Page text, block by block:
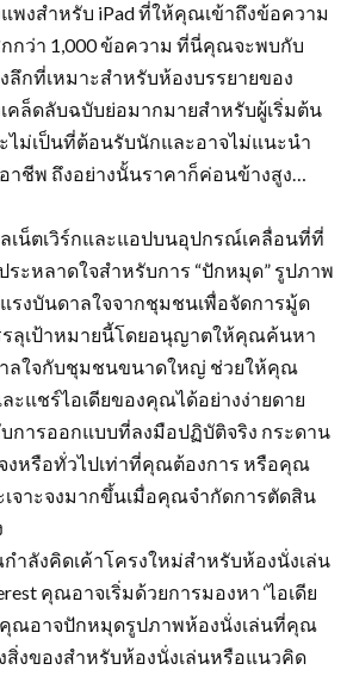
พงสำหรับ iPad ที่ให้คุณเข้าถึงข้อความ
กว่า 1,000 ข้อความ ที่นี่คุณจะพบกับ
กที่เหมาะสำหรับห้องบรรยายของ
คล็ดลับฉบับย่อมากมายสำหรับผู้เริ่มต้น
ไม่เป็นที่ต้อนรับนักและอาจไม่แนะนำ
าชีพ ถึงอย่างนั้นราคาก็ค่อนข้างสูง…
ลเน็ตเวิร์กและแอปบนอุปกรณ์เคลื่อนที่ที่
ะหลาดใจสำหรับการ “ปักหมุด” รูปภาพ
รงบันดาลใจจากชุมชนเพื่อจัดการมู้ด
รลุเป้าหมายนี้โดยอนุญาตให้คุณค้นหา
ลใจกับชุมชนขนาดใหญ่ ช่วยให้คุณ
ะแชร์ไอเดียของคุณได้อย่างง่ายดาย
บการออกแบบที่ลงมือปฏิบัติจริง กระดาน
จงหรือทั่วไปเท่าที่คุณต้องการ หรือคุณ
เจาะจงมากขึ้นเมื่อคุณจำกัดการตัดสิน
ำลังคิดเค้าโครงใหม่สำหรับห้องนั่งเล่น
คุณอาจเริ่มด้วยการมองหา ‘ไอเดีย
คุณอาจปักหมุดรูปภาพห้องนั่งเล่นที่คุณ
งของสำหรับห้องนั่งเล่นหรือแนวคิด